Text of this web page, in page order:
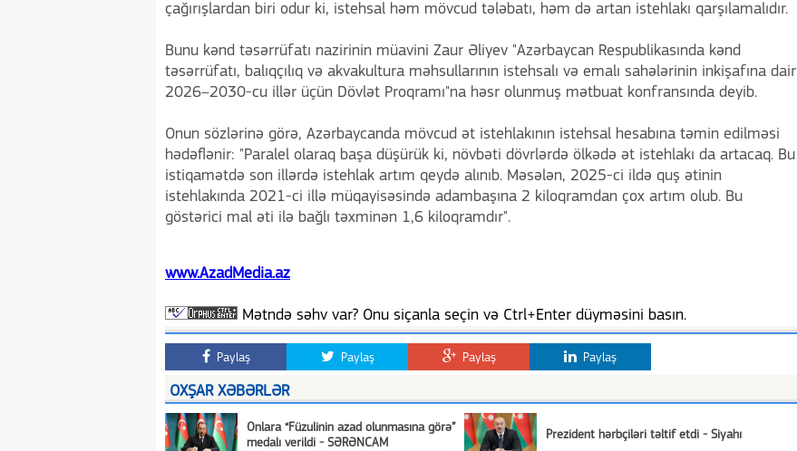
çağırışlardan biri odur ki, istehsal həm mövcud tələbatı, həm də artan istehlakı qarşılamalıdır.
Bunu kənd təsərrüfatı nazirinin müavini Zaur Əliyev "Azərbaycan Respublikasında kənd
təsərrüfatı, balıqçılıq və akvakultura məhsullarının istehsalı və emalı sahələrinin inkişafına dair
2026–2030-cu illər üçün Dövlət Proqramı"na həsr olunmuş mətbuat konfransında deyib.
Onun sözlərinə görə, Azərbaycanda mövcud ət istehlakının istehsal hesabına təmin edilməsi
hədəflənir: "Paralel olaraq başa düşürük ki, növbəti dövrlərdə ölkədə ət istehlakı da artacaq. Bu
istiqamətdə son illərdə istehlak artım qeydə alınıb. Məsələn, 2025-ci ildə quş ətinin
istehlakında 2021-ci illə müqayisəsində adambaşına 2 kiloqramdan çox artım olub. Bu
göstərici mal əti ilə bağlı təxminən 1,6 kiloqramdır".
www.AzadMedia.az
Mətndə səhv var? Onu siçanla seçin və Ctrl+Enter düyməsini basın.
Paylaş Paylaş Paylaş Paylaş
OXŞAR XƏBƏRLƏR
Onlara “Füzulinin azad olunmasına görə”
medalı verildi - SƏRƏNCAM
Prezident hərbçiləri təltif etdi - Siyahı